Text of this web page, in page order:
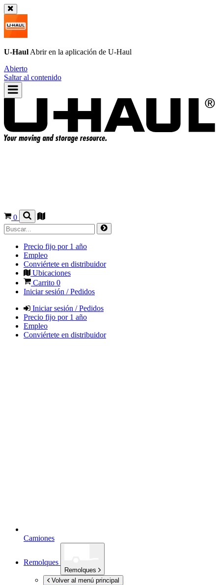
U-Haul Abrir en la aplicación de U-Haul
Abierto
Saltar al contenido
0
Precio fijo por 1 año
Empleo
Conviértete en distribuidor
Ubicaciones
Carrito 0
Iniciar sesión / Pedidos
Iniciar sesión / Pedidos
Precio fijo por 1 año
Empleo
Conviértete en distribuidor
Camiones
Remolques
Remolques
Volver al menú principal